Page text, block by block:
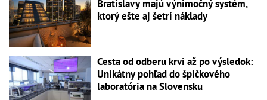
Bratislavy majú výnimočný systém,
ktorý ešte aj šetrí náklady
Cesta od odberu krvi až po výsledok:
Unikátny pohľad do špičkového
laboratória na Slovensku